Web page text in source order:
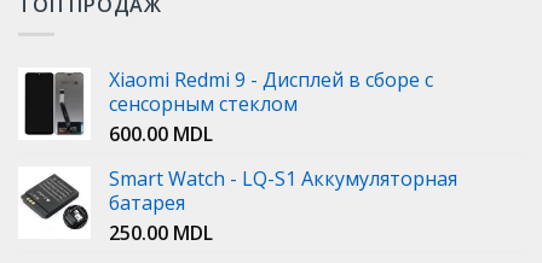
Xiaomi Redmi 9 - Дисплей в сборе с
сенсорным стеклом
600.00 MDL
Smart Watch - LQ-S1 Аккумуляторная
батарея
250.00 MDL